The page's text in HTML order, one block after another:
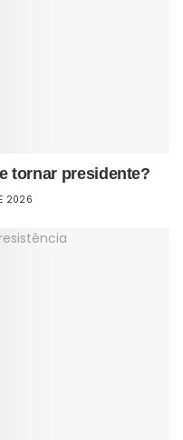
tornar presidente?
2026